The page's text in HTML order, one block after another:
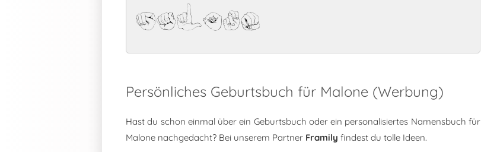
Malone
Persönliches Geburtsbuch für Malone (Werbung)
Hast du schon einmal über ein Geburtsbuch oder ein personalisiertes Namensbuch für
Malone nachgedacht? Bei unserem Partner Framily findest du tolle Ideen.